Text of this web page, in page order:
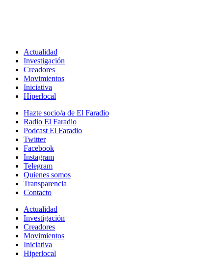
Actualidad
Investigación
Creadores
Movimientos
Iniciativa
Hiperlocal
Hazte socio/a de El Faradio
Radio El Faradio
Podcast El Faradio
Twitter
Facebook
Instagram
Telegram
Quienes somos
Transparencia
Contacto
Actualidad
Investigación
Creadores
Movimientos
Iniciativa
Hiperlocal